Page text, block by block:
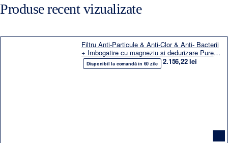
Produse recent vizualizate
Filtru Anti-Particule & Anti-Clor & Anti- Bacterii
+ Imbogatire cu magneziu si dedurizare Pure
Slim 4
Disponibil la comandă în 60 zile 2.156,22 lei